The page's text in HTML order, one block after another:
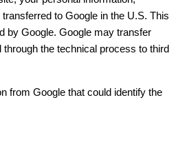
to Google in the U.S. This
by Google. Google may transfer
the technical process to third
from Google that could identify the